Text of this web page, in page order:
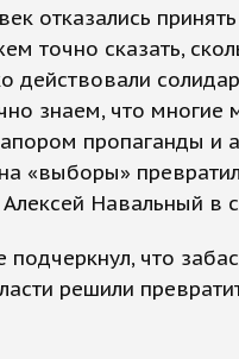
отказались
точно сказать,
действовали
знаем, что многие
пропаганды и
«выборы»
Алексей Навальный в
подчеркнул, что
решили